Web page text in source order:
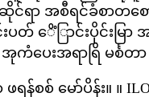
င်ရာ အစီရင်ခံစာတစ
ပတ် ေိံြာင်းပိုင်းမြ
ကံပေးအရာရြိ မင်္စတ
ဖရန်စစ် မော်ပိန်း။ ။